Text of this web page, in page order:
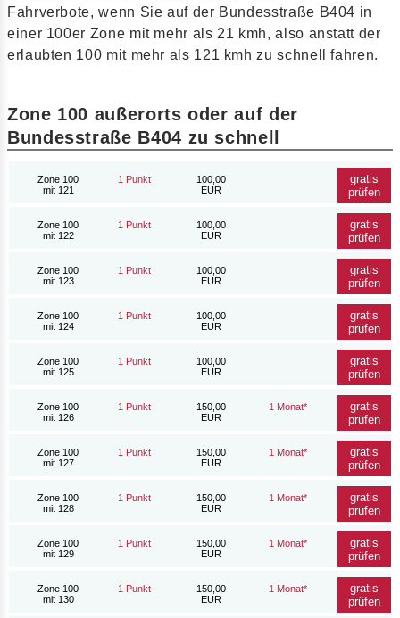
Fahrverbote, wenn Sie auf der Bundesstraße B404 in
einer 100er Zone mit mehr als 21 kmh, also anstatt der
erlaubten 100 mit mehr als 121 kmh zu schnell fahren.
Zone 100 außerorts oder auf der
Bundesstraße B404 zu schnell
Zone 100
mit 121
1 Punkt
100,00
EUR
gratis
prüfen
Zone 100
mit 122
1 Punkt
100,00
EUR
gratis
prüfen
Zone 100
mit 123
1 Punkt
100,00
EUR
gratis
prüfen
Zone 100
mit 124
1 Punkt
100,00
EUR
gratis
prüfen
Zone 100
mit 125
1 Punkt
100,00
EUR
gratis
prüfen
Zone 100
mit 126
1 Punkt
150,00
EUR
1 Monat*
gratis
prüfen
Zone 100
mit 127
1 Punkt
150,00
EUR
1 Monat*
gratis
prüfen
Zone 100
mit 128
1 Punkt
150,00
EUR
1 Monat*
gratis
prüfen
Zone 100
mit 129
1 Punkt
150,00
EUR
1 Monat*
gratis
prüfen
Zone 100
mit 130
1 Punkt
150,00
EUR
1 Monat*
gratis
prüfen